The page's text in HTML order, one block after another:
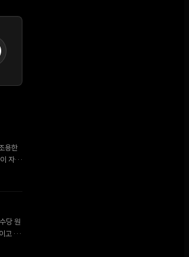
용한
자산
당 원
고 있